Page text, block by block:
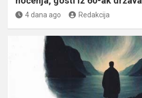
4 dana ago Redakcija